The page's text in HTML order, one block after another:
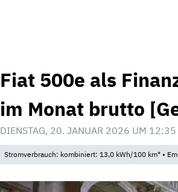
Fiat 500e als
im Monat brutto
DIENSTAG, 20. JANUAR 2026 UM 12:35
Stromverbrauch: kombiniert: 13,0 kWh/100 km* •